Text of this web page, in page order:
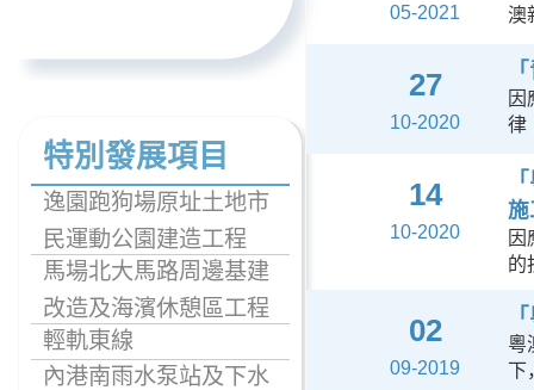
特別發展項目
逸園跑狗場原址土地市
民運動公園建造工程
馬場北大馬路周邊基建
改造及海濱休憩區工程
輕軌東線
內港南雨水泵站及下水
05-2021
澳
27
10-2020
因
律
14
10-2020
施
因
的
02
09-2019
粵
下